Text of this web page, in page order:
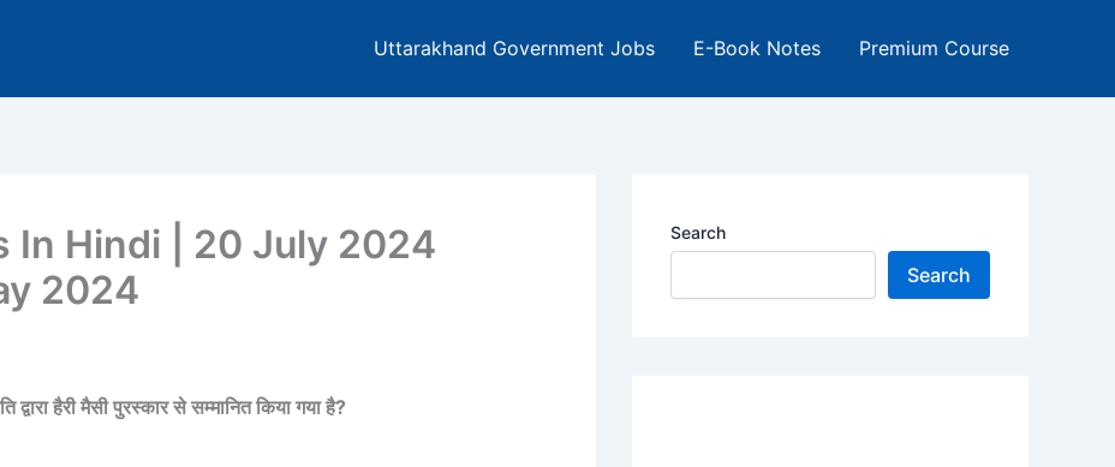
Uttarakhand Government Jobs E-Book Notes Premium Course
In Hindi | 20 July 2024
2024
हैरी मैसी पुरस्कार से सम्मानित किया गया है?
Search
Search